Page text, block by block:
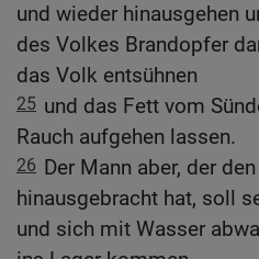
und wieder hinausgehen
des Volkes Brandopfer
das Volk entsühnen
25 und das Fett vom
Rauch aufgehen lassen.
26 Der Mann aber, der
hinausgebracht hat, soll
und sich mit Wasser